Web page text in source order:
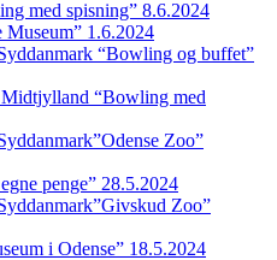
med spisning” 8.6.2024
Museum” 1.6.2024
“Bowling og buffet”
“Bowling med
Zoo”
penge” 28.5.2024
Zoo”
i Odense” 18.5.2024